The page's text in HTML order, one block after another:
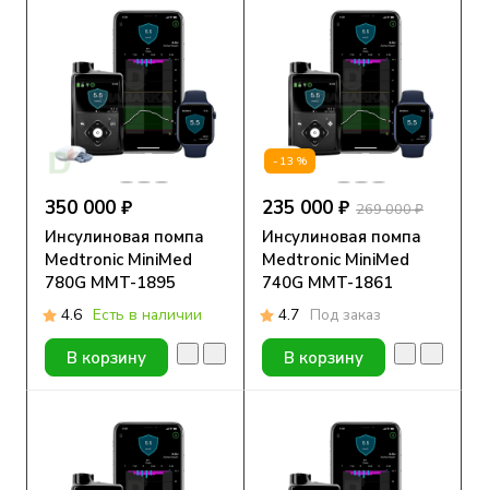
350 000 ₽
Инсулиновая помпа
Medtronic MiniMed
780G MMT-1895
4.6 Есть в наличии
В корзину
-13%
235 000 ₽ 269 000 ₽
Инсулиновая помпа
Medtronic MiniMed
740G MMT-1861
4.7 Под заказ
В корзину